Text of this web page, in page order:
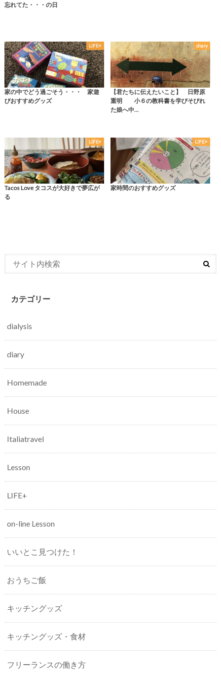
忘れてた・・・の日
LIFE+
家の中でどう過ごそう・・・ 家遊
びおすすめグッズ
diary
【君たちに伝えたいこと】 日野原
重明 小６の教科書を学びそびれ
た娘へ中…
LIFE+
Tacos Love タコスが大好きで夢広が
る
LIFE+
家時間のおすすめグッズ
カテゴリー
dialysis
diary
Homemade
House
Italiatravel
Lesson
LIFE+
on-line Lesson
いいとこ見つけた！
おうちご飯
キッチングッズ
キッチングッズ・食材
フリーランスの働き方